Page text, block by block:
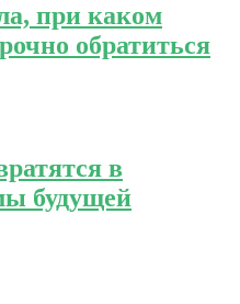
при каком
обратиться
в
будущей